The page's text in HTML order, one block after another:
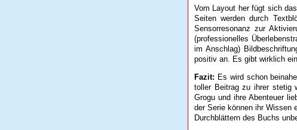
Vom Layout her fügt sich
Seiten werden durch
Sensorresonanz zur
(professionelles
im Anschlag)
positiv an. Es gibt wirklich
Fazit: Es wird schon
toller Beitrag zu ihrer stetig
Grogu und ihre Abenteuer
der Serie können ihr Wissen
Durchblättern des Buchs